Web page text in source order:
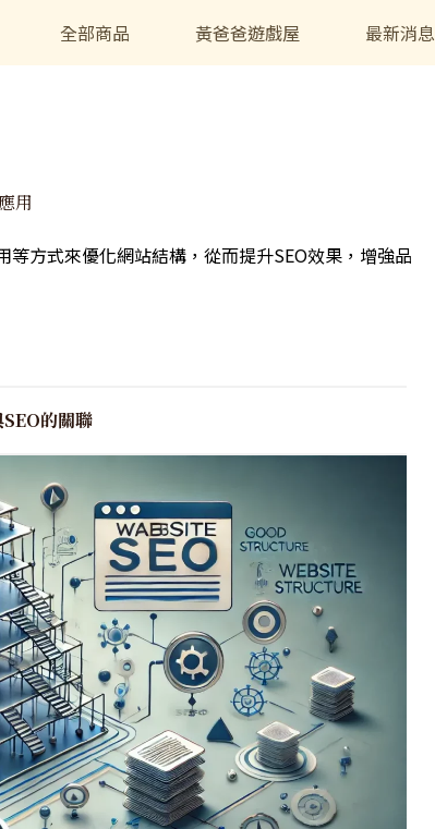
全部商品 黃爸爸遊戲屋 最新消息
用
方式來優化網站結構，從而提升SEO效果，增強品
的關聯